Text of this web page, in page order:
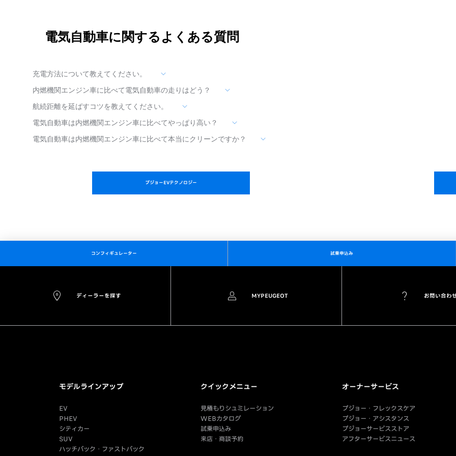
電気自動車に関するよくある質問
充電方法について教えてください。
内燃機関エンジン車に比べて電気自動車の走りはどう？
航続距離を延ばすコツを教えてください。
電気自動車は内燃機関エンジン車に比べてやっぱり高い？
電気自動車は内燃機関エンジン車に比べて本当にクリーンですか？
プジョーEVテクノロジー
コンフィギュレーター 試乗申込み
ディーラーを探す MYPEUGEOT お問い合わ
モデルラインアップ
EV
PHEV
シティカー
SUV
ハッチバック・ファストバック
クイックメニュー
見積もりシュミレーション
WEBカタログ
試乗申込み
来店・商談予約
オーナーサービス
プジョー・フレックスケア
プジョー・アシスタンス
プジョーサービスストア
アフターサービスニュース